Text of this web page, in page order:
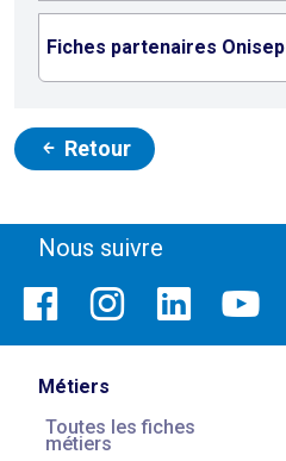
Fiches partenaires Onisep
Retour
Nous suivre
Métiers
Toutes les fiches
métiers